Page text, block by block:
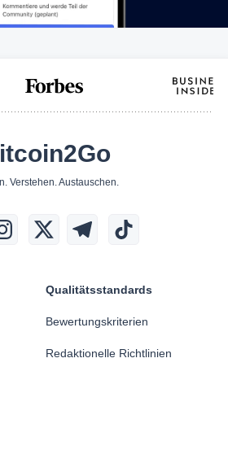
Verstehen. Austauschen.
Qualitätsstandards
Bewertungskriterien
Redaktionelle Richtlinien